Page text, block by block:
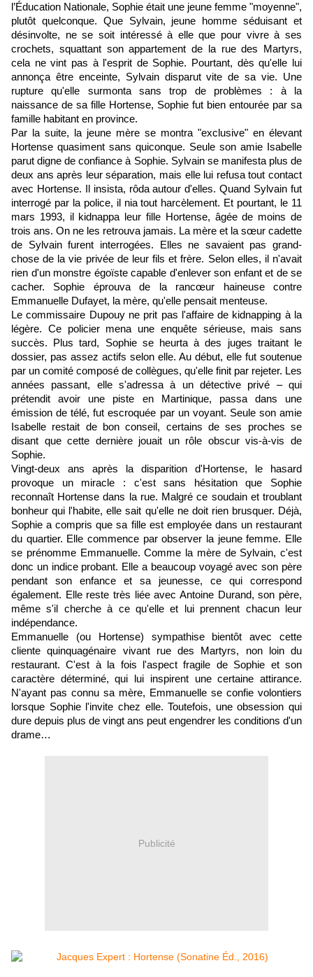
l’Éducation Nationale, Sophie était une jeune femme "moyenne",
plutôt quelconque. Que Sylvain, jeune homme séduisant et
désinvolte, ne se soit intéressé à elle que pour vivre à ses
crochets, squattant son appartement de la rue des Martyrs,
cela ne vint pas à l'esprit de Sophie. Pourtant, dès qu'elle lui
annonça être enceinte, Sylvain disparut vite de sa vie. Une
rupture qu'elle surmonta sans trop de problèmes : à la
naissance de sa fille Hortense, Sophie fut bien entourée par sa
famille habitant en province.
Par la suite, la jeune mère se montra "exclusive" en élevant
Hortense quasiment sans quiconque. Seule son amie Isabelle
parut digne de confiance à Sophie. Sylvain se manifesta plus de
deux ans après leur séparation, mais elle lui refusa tout contact
avec Hortense. Il insista, rôda autour d'elles. Quand Sylvain fut
interrogé par la police, il nia tout harcèlement. Et pourtant, le 11
mars 1993, il kidnappa leur fille Hortense, âgée de moins de
trois ans. On ne les retrouva jamais. La mère et la sœur cadette
de Sylvain furent interrogées. Elles ne savaient pas grand-
chose de la vie privée de leur fils et frère. Selon elles, il n'avait
rien d'un monstre égoïste capable d'enlever son enfant et de se
cacher. Sophie éprouva de la rancœur haineuse contre
Emmanuelle Dufayet, la mère, qu'elle pensait menteuse.
Le commissaire Dupouy ne prit pas l'affaire de kidnapping à la
légère. Ce policier mena une enquête sérieuse, mais sans
succès. Plus tard, Sophie se heurta à des juges traitant le
dossier, pas assez actifs selon elle. Au début, elle fut soutenue
par un comité composé de collègues, qu'elle finit par rejeter. Les
années passant, elle s'adressa à un détective privé – qui
prétendit avoir une piste en Martinique, passa dans une
émission de télé, fut escroquée par un voyant. Seule son amie
Isabelle restait de bon conseil, certains de ses proches se
disant que cette dernière jouait un rôle obscur vis-à-vis de
Sophie.
Vingt-deux ans après la disparition d'Hortense, le hasard
provoque un miracle : c'est sans hésitation que Sophie
reconnaît Hortense dans la rue. Malgré ce soudain et troublant
bonheur qui l'habite, elle sait qu'elle ne doit rien brusquer. Déjà,
Sophie a compris que sa fille est employée dans un restaurant
du quartier. Elle commence par observer la jeune femme. Elle
se prénomme Emmanuelle. Comme la mère de Sylvain, c'est
donc un indice probant. Elle a beaucoup voyagé avec son père
pendant son enfance et sa jeunesse, ce qui correspond
également. Elle reste très liée avec Antoine Durand, son père,
même s'il cherche à ce qu'elle et lui prennent chacun leur
indépendance.
Emmanuelle (ou Hortense) sympathise bientôt avec cette
cliente quinquagénaire vivant rue des Martyrs, non loin du
restaurant. C'est à la fois l'aspect fragile de Sophie et son
caractère déterminé, qui lui inspirent une certaine attirance.
N'ayant pas connu sa mère, Emmanuelle se confie volontiers
lorsque Sophie l'invite chez elle. Toutefois, une obsession qui
dure depuis plus de vingt ans peut engendrer les conditions d'un
drame…
Publicité